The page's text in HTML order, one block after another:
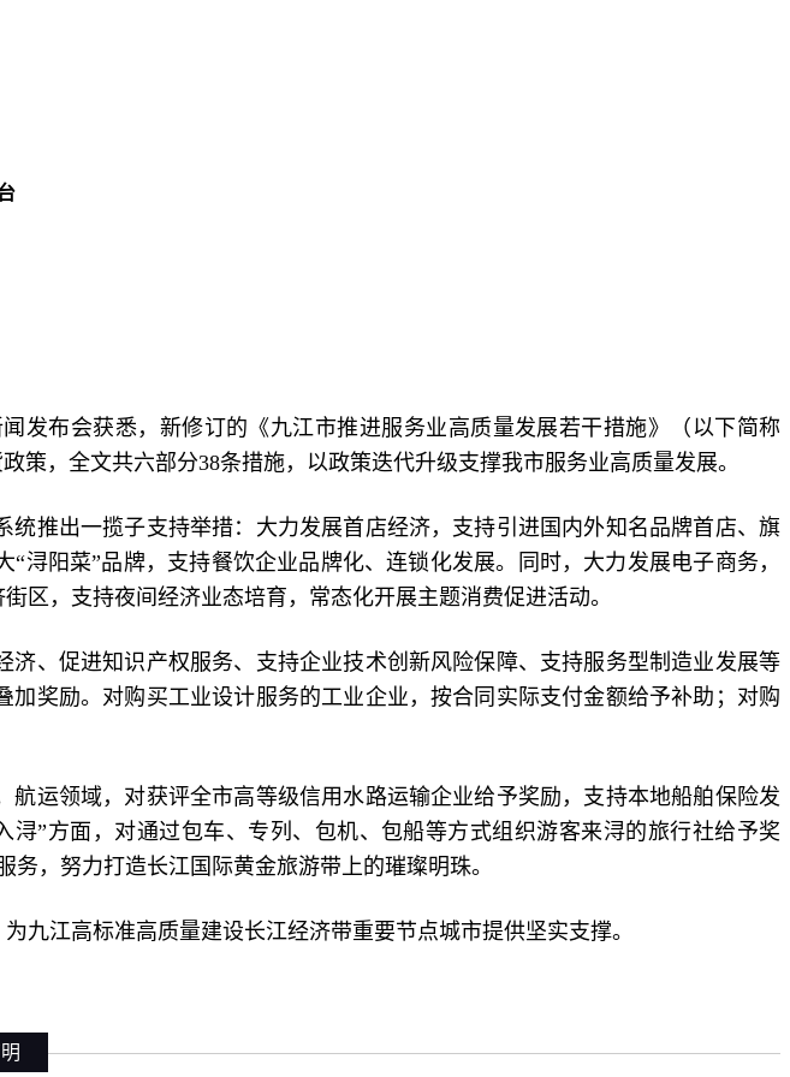
布会获悉，新修订的《九江市推进服务业高质量发展若干措施》（以下简称
策，全文共六部分38条措施，以政策迭代升级支撑我市服务业高质量发展。
出一揽子支持举措：大力发展首店经济，支持引进国内外知名品牌首店、旗
阳菜”品牌，支持餐饮企业品牌化、连锁化发展。同时，大力发展电子商务，
区，支持夜间经济业态培育，常态化开展主题消费促进活动。
促进知识产权服务、支持企业技术创新风险保障、支持服务型制造业发展等
奖励。对购买工业设计服务的工业企业，按合同实际支付金额给予补助；对购
领域，对获评全市高等级信用水路运输企业给予奖励，支持本地船舶保险发
”方面，对通过包车、专列、包机、包船等方式组织游客来浔的旅行社给予奖
，努力打造长江国际黄金旅游带上的璀璨明珠。
江高标准高质量建设长江经济带重要节点城市提供坚实支撑。